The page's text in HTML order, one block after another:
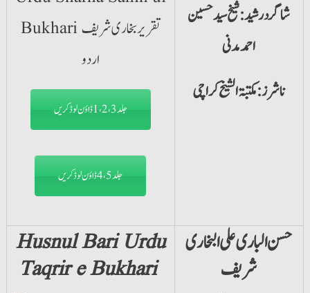
جلد1،2،3 ڈاؤن لوڈ کریں
جلد4،5 ڈاؤن لوڈ کریں
شاگرد رشید: شیخ سید حسین
احمد مدنی
ناشرز: مکتبۃ الشیخ کراچی
Husnul Bari Urdu
Taqrir e Bukhari
حسن الباری علی البخاری
شریف